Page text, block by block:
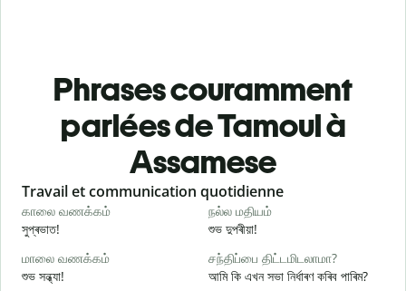
Phrases couramment
parlées de Tamoul à
Assamese
Slide 1 of 6
Travail et communication quotidienne
காலை வணக்கம்
সুপ্ৰভাত!
நல்ல மதியம்
শুভ দুপৰীয়া!
மாலை வணக்கம்
শুভ সন্ধ্যা!
சந்திப்பை திட்டமிடலாமா?
আমি কি এখন সভা নিৰ্ধাৰণ কৰিব পাৰিম?